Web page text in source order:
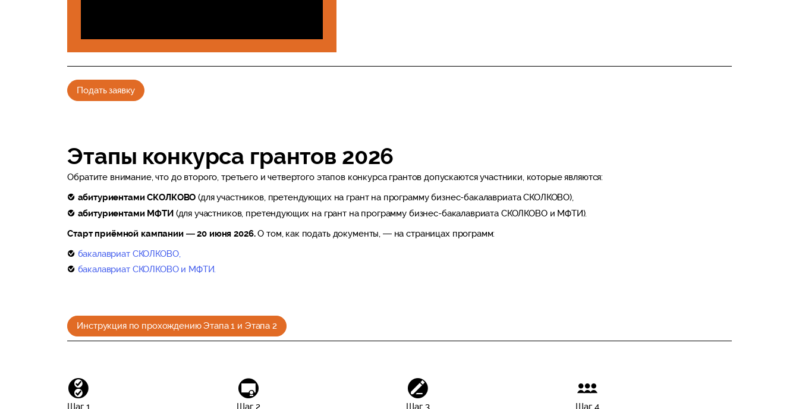
Подать заявку
Этапы конкурса грантов 2026
Обратите внимание, что до второго, третьего и четвертого этапов конкурса грантов допускаются участники, которые являются:
абитуриентами СКОЛКОВО (для участников, претендующих на грант на программу бизнес-бакалавриата СКОЛКОВО),
абитуриентами МФТИ(для участников, претендующих на грант на программу бизнес-бакалавриата СКОЛКОВО и МФТИ).
Старт приёмной кампании — 20 июня 2026.О том, как подать документы, — на страницах программ:
бакалавриат СКОЛКОВО,
бакалавриат СКОЛКОВО и МФТИ.
Инструкция по прохождению Этапа 1 и Этапа 2